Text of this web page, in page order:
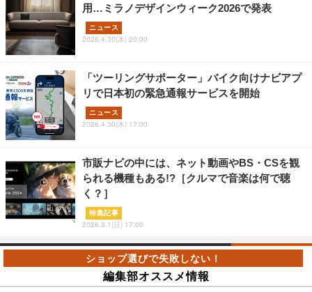
用…ミラノデザインウィーク2026で発表
ニュース
2026.4.30(木) 20:00
「ツーリングサポーター」バイク向けナビアプ
リで日本初の緊急通報サービスを開始
ニュース
2026.4.30(木) 17:00
市販ナビの中には、ネット動画やBS・CSを観
られる機種もある!?［クルマで音楽は何で聴
く？］
特集記事
2026.3.1(日) 17:00
編集部オススメ情報